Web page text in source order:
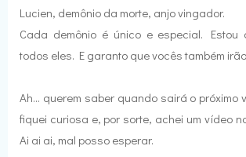
Lucien, demônio da morte, anjo vingador.
Cada demônio é único e especial. Estou
todos eles. E garanto que vocês também
Ah... querem saber quando sairá o próximo
fiquei curiosa e, por sorte, achei um vídeo
Ai ai ai, mal posso esperar.